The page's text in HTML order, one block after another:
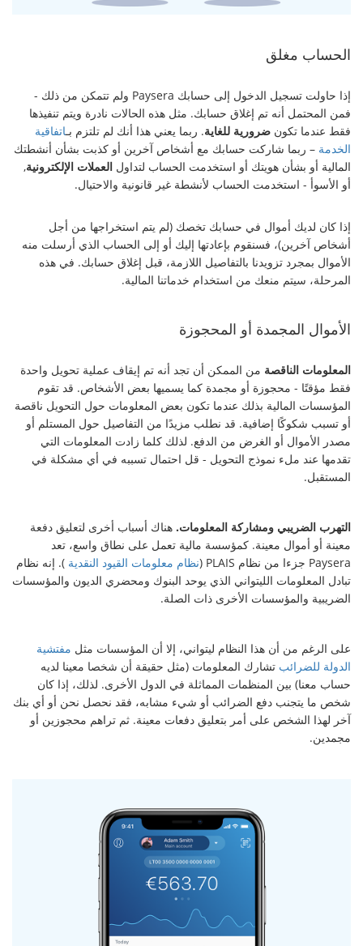
الحساب مغلق
إذا حاولت تسجيل الدخول إلى حسابك Paysera ولم تتمكن من ذلك -
فمن المحتمل أنه تم إغلاق حسابك. مثل هذه الحالات نادرة ويتم تنفيذها
فقط عندما تكون ضرورية للغاية. ربما يعني هذا أنك لم تلتزم بـاتفاقية
الخدمة – ربما شاركت حسابك مع أشخاص آخرين أو كذبت بشأن أنشطتك
المالية أو بشأن هويتك أو استخدمت الحساب لتداول العملات الإلكترونية,
أو الأسوأ - استخدمت الحساب لأنشطة غير قانونية والاحتيال.
إذا كان لديك أموال في حسابك تخصك (لم يتم استخراجها من أجل
أشخاص آخرين)، فسنقوم بإعادتها إليك أو إلى الحساب الذي أرسلت منه
الأموال بمجرد تزويدنا بالتفاصيل اللازمة، قبل إغلاق حسابك. في هذه
المرحلة، سيتم منعك من استخدام خدماتنا المالية.
الأموال المجمدة أو المحجوزة
المعلومات الناقصة من الممكن أن تجد أنه تم إيقاف عملية تحويل واحدة
فقط مؤقتًا - محجوزة أو مجمدة كما يسميها بعض الأشخاص. قد تقوم
المؤسسات المالية بذلك عندما تكون بعض المعلومات حول التحويل ناقصة
أو تسبب شكوكًا إضافية. قد نطلب مزيدًا من التفاصيل حول المستلم أو
مصدر الأموال أو الغرض من الدفع. لذلك كلما زادت المعلومات التي
تقدمها عند ملء نموذج التحويل - قل احتمال تسببه في أي مشكلة في
المستقبل.
التهرب الضريبي ومشاركة المعلومات. هناك أسباب أخرى لتعليق دفعة
معينة أو أموال معينة. كمؤسسة مالية تعمل على نطاق واسع، تعد
Paysera جزءا من نظام PLAIS (
نظام معلومات القيود النقدية ). إنه نظام
تبادل المعلومات الليتواني الذي يوحد البنوك ومحضري الديون والمؤسسات
الضريبية والمؤسسات الأخرى ذات الصلة.
على الرغم من أن هذا النظام ليتواني، إلا أن المؤسسات مثل مفتشية
الدولة للضرائب تشارك المعلومات (مثل حقيقة أن شخصا معينا لديه
حساب معنا) بين المنظمات المماثلة في الدول الأخرى. لذلك، إذا كان
شخص ما يتجنب دفع الضرائب أو شيء مشابه، فقد نحصل نحن أو أي بنك
آخر لهذا الشخص على أمر بتعليق دفعات معينة. ثم تراهم محجوزين أو
مجمدين.